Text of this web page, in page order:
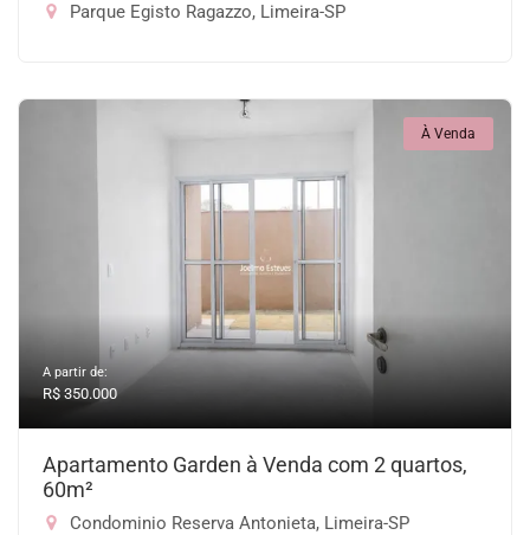
Parque Egisto Ragazzo, Limeira-SP
À Venda
A partir de:
R$ 350.000
Apartamento Garden à Venda com 2 quartos,
60m²
Condominio Reserva Antonieta, Limeira-SP